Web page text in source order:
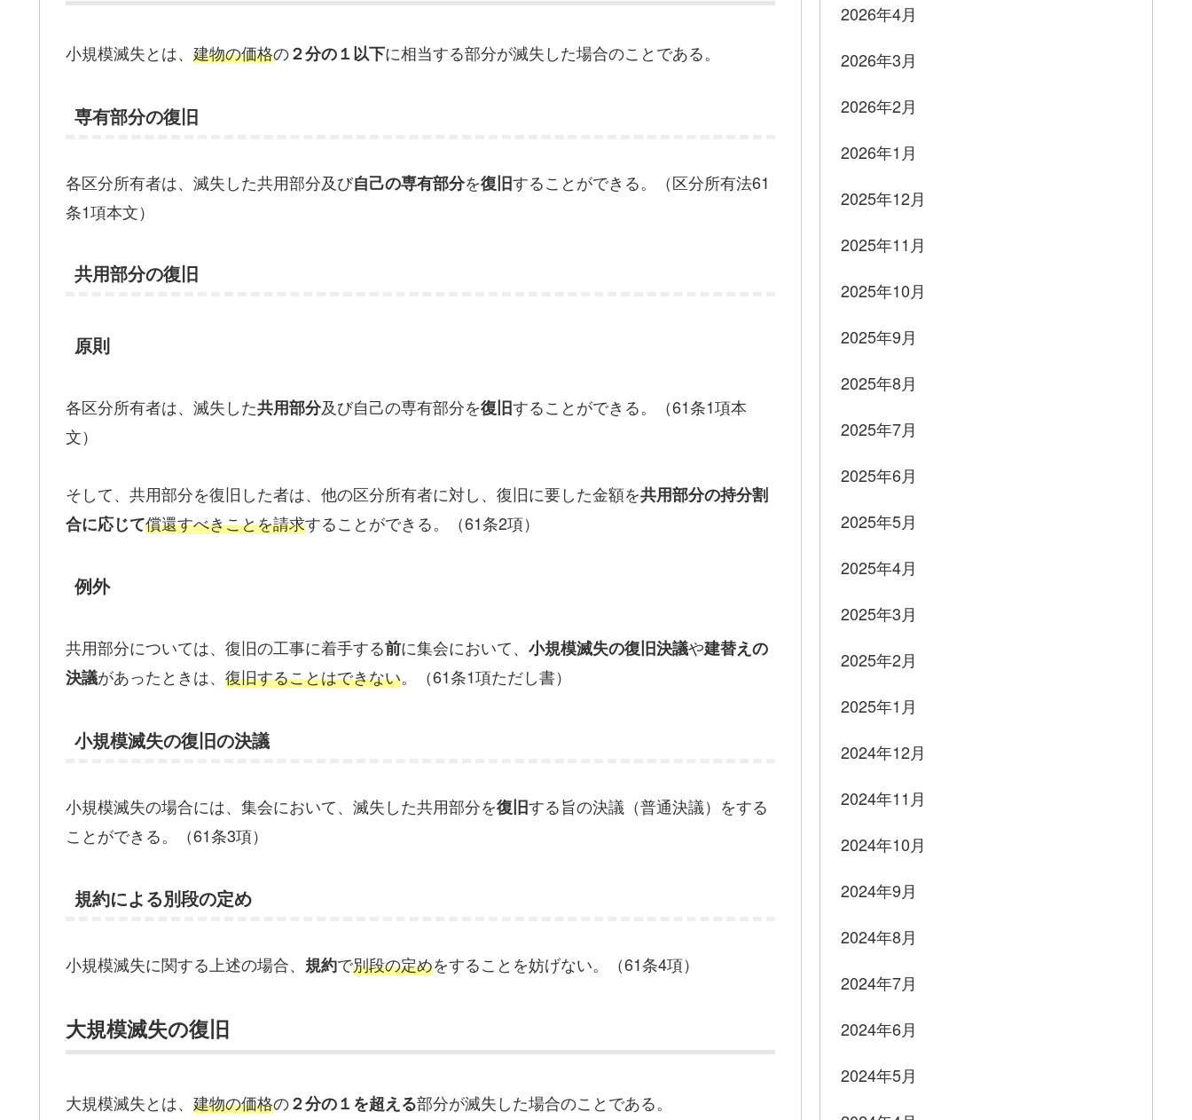
小規模滅失とは、 建物の価格の２分の１以下に相当する部分が滅失した場合のことである。
専有部分の復旧
各区分所有者は、滅失した共用部分及び自己の専有部分を復旧することができる。（区分所有法61
条1項本文）
共用部分の復旧
原則
各区分所有者は、滅失した共用部分及び自己の専有部分を復旧することができる。（61条1項本
文）
そして、共用部分を復旧した者は、他の区分所有者に対し、復旧に要した金額を共用部分の持分割
合に応じて償還すべきことを請求することができる。（61条2項）
例外
共用部分については、復旧の工事に着手する前に集会において、 小規模滅失の復旧決議や建替えの
決議があったときは、 復旧することはできない。（61条1項ただし書）
小規模滅失の復旧の決議
小規模滅失の場合には、集会において、滅失した共用部分を復旧する旨の決議（普通決議）をする
ことができる。（61条3項）
規約による別段の定め
小規模滅失に関する上述の場合、 規約で別段の定めをすることを妨げない。（61条4項）
大規模滅失の復旧
大規模滅失とは、 建物の価格の２分の１ を超える部分が滅失した場合のことである。
2026年4月
2026年3月
2026年2月
2026年1月
2025年12月
2025年11月
2025年10月
2025年9月
2025年8月
2025年7月
2025年6月
2025年5月
2025年4月
2025年3月
2025年2月
2025年1月
2024年12月
2024年11月
2024年10月
2024年9月
2024年8月
2024年7月
2024年6月
2024年5月